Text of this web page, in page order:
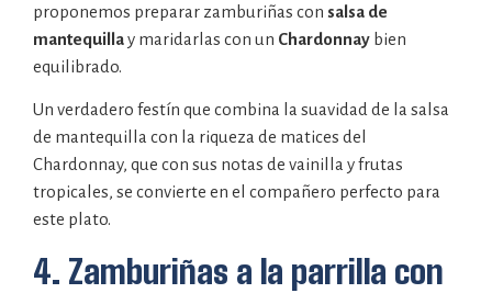
proponemos preparar zamburiñas con salsa de
mantequillay maridarlas con un Chardonnay bien
equilibrado.
Un verdadero festín que combina la suavidad de la salsa
de mantequilla con la riqueza de matices del
Chardonnay, que con sus notas de vainilla y frutas
tropicales, se convierte en el compañero perfecto para
este plato.
4. Zamburiñas a la parrilla con